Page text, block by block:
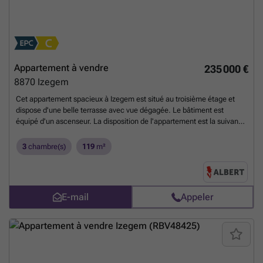
235 000 €
Appartement à vendre
8870 Izegem
Cet appartement spacieux à Izegem est situé au troisième étage et
dispose d'une belle terrasse avec vue dégagée. Le bâtiment est
équipé d'un ascenseur. La disposition de l'appartement est la suivante
3 chambres à coucher - Salle de bain avec baignoire et lavabo -
parking dans le complexe Les principaux points positifs de cet
appartement sont : + PEB favorable + Salon très spacieux et lumineux
+ Volets roulants + Terrasse ensoleillée + Emplacement central
Planifiez rapidement votre visite sur ### ou appelez le ###
savoir plus ?
3 chambre(s) 119 m²
E-mail Appeler